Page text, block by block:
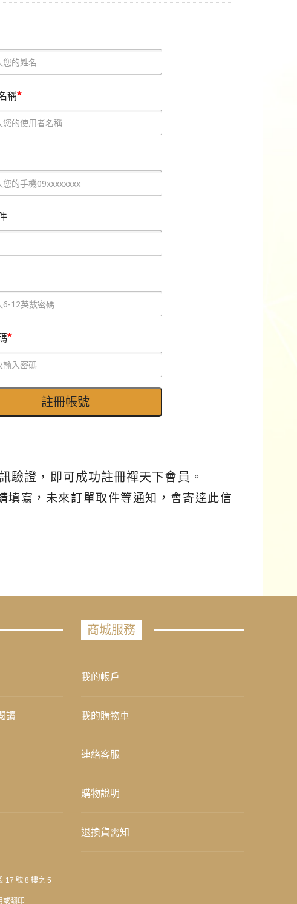
稱*
*
驗證，即可成功註冊禪天下會員。
填寫，未來訂單取件等通知，會寄達此信
讀
商城服務
我的帳戶
我的購物車
連絡客服
購物說明
退換貨需知
17 號 8 樓之 5
或翻印